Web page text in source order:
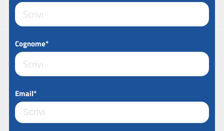
Cognome*
Email*